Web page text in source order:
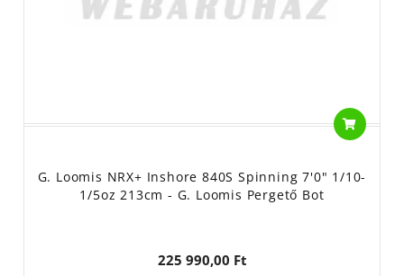
G. Loomis NRX+ Inshore 840S Spinning 7'0" 1/10-
1/5oz 213cm - G. Loomis Pergető Bot
225 990,00 Ft